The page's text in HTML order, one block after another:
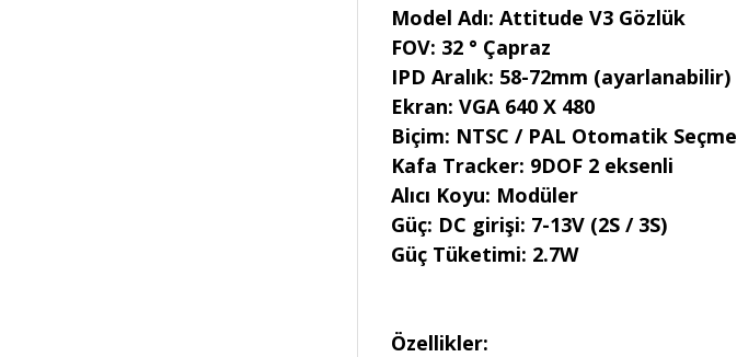
Model Adı: Attitude V3 Gözlük
FOV: 32 ° Çapraz
IPD Aralık: 58-72mm (ayarlanabilir)
Ekran: VGA 640 X 480
Biçim: NTSC / PAL Otomatik Seçme
Kafa Tracker: 9DOF 2 eksenli
Alıcı Koyu: Modüler
Güç: DC girişi: 7-13V (2S / 3S)
Güç Tüketimi: 2.7W
Özellikler: